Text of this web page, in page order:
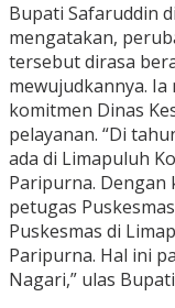
Bupati Safaruddin
mengatakan,
tersebut dirasa
mewujudkannya.
komitmen Dinas
pelayanan. “Di
ada di Limapuluh
Paripurna. Dengan
petugas
Puskesmas di
Paripurna. Hal ini
Nagari,” ulas